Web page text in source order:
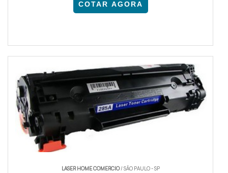
COTAR AGORA
LASER HOME COMERCIO/ SÃO PAULO - SP